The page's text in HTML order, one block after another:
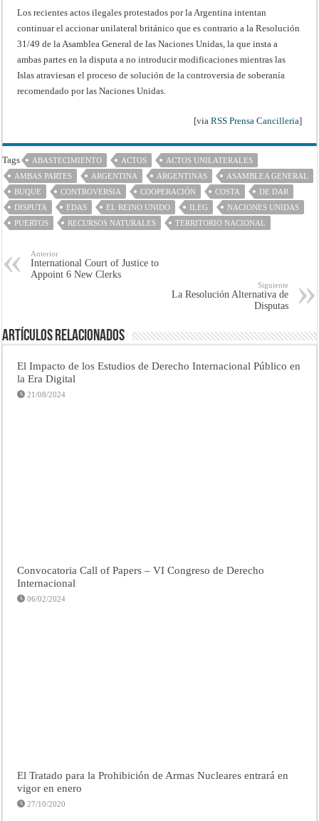
Los recientes actos ilegales protestados por la Argentina intentan
continuar el accionar unilateral británico que es contrario a la Resolución
31/49 de la Asamblea General de las Naciones Unidas, la que insta a
ambas partes en la disputa a no introducir modificaciones mientras las
Islas atraviesan el proceso de solución de la controversia de soberanía
recomendado por las Naciones Unidas.
[via RSS Prensa Cancilleria]
Tags ABASTECIMIENTO ACTOS
ACTOS UNILATERALES
AMBAS PARTES
ARGENTINA ARGENTINAS
ASAMBLEA GENERAL
BUQUE
CONTROVERSIA COOPERACIÓN COSTA
DE DAR
DISPUTA
EDAS EL REINO UNIDO ILEG
NACIONES UNIDAS
PUERTOS
RECURSOS NATURALES TERRITORIO NACIONAL
Anterior
International Court of Justice to
Appoint 6 New Clerks
Siguiente
La Resolución Alternativa de
Disputas
Artículos Relacionados
El Impacto de los Estudios de Derecho Internacional Público en
la Era Digital
21/08/2024
Convocatoria Call of Papers – VI Congreso de Derecho
Internacional
06/02/2024
El Tratado para la Prohibición de Armas Nucleares entrará en
vigor en enero
27/10/2020